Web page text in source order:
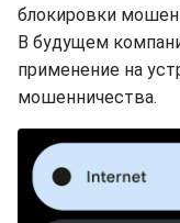
блокировки
В будущем
применение на
мошенничества.